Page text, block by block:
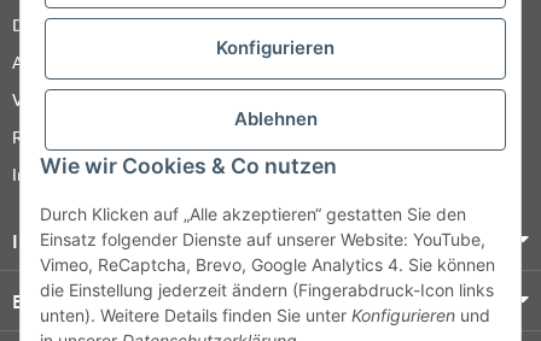
Konfigurieren
Ablehnen
Wie wir Cookies & Co nutzen
Durch Klicken auf „Alle akzeptieren“ gestatten Sie den
Einsatz folgender Dienste auf unserer Website: YouTube,
Vimeo, ReCaptcha, Brevo, Google Analytics 4. Sie können
die Einstellung jederzeit ändern (Fingerabdruck-Icon links
unten). Weitere Details finden Sie unter Konfigurieren und
Datenschutz
AGB
Versandinformationen
Retour
Impressum
Informationen
Bezahlung & Versand